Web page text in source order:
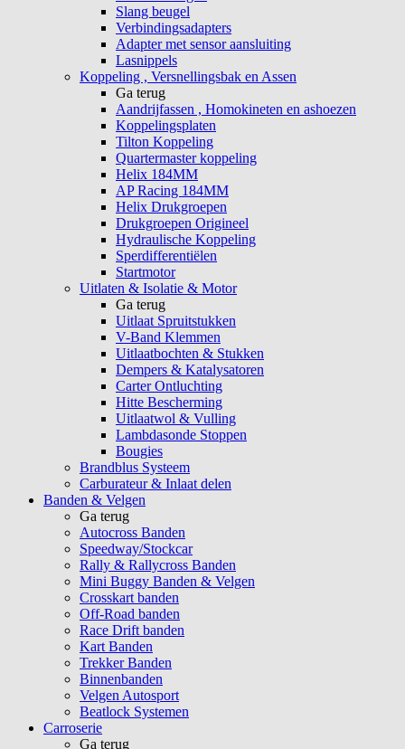
Slang beugel
Verbindingsadapters
Adapter met sensor aansluiting
Lasnippels
Koppeling , Versnellingsbak en Assen
Ga terug
Aandrijfassen , Homokineten en ashoezen
Koppelingsplaten
Tilton Koppeling
Quartermaster koppeling
Helix 184MM
AP Racing 184MM
Helix Drukgroepen
Drukgroepen Origineel
Hydraulische Koppeling
Sperdifferentiëlen
Startmotor
Uitlaten & Isolatie & Motor
Ga terug
Uitlaat Spruitstukken
V-Band Klemmen
Uitlaatbochten & Stukken
Dempers & Katalysatoren
Carter Ontluchting
Hitte Bescherming
Uitlaatwol & Vulling
Lambdasonde Stoppen
Bougies
Brandblus Systeem
Carburateur & Inlaat delen
Banden & Velgen
Ga terug
Autocross Banden
Speedway/Stockcar
Rally & Rallycross Banden
Mini Buggy Banden & Velgen
Crosskart banden
Off-Road banden
Race Drift banden
Kart Banden
Trekker Banden
Binnenbanden
Velgen Autosport
Beatlock Systemen
Carroserie
Ga terug